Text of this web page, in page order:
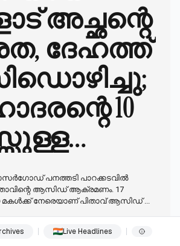
അച്ഛന്റെ
ദേഹത്ത്
10
പനത്തടി പാറക്കടവിൽ
ആസിഡ് ആക്രമണം. 17
മകൾക്ക് നേരെയാണ് പിതാവ് ആസിഡ് ...
Live Headlines